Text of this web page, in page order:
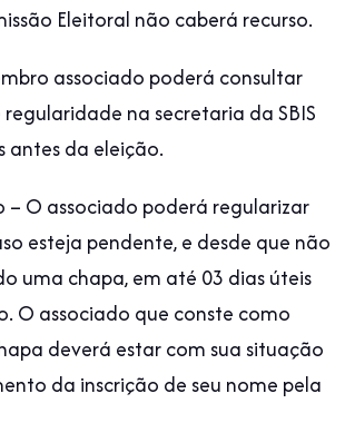
Eleitoral não caberá recurso.
associado poderá consultar
na secretaria da SBIS
antes da eleição.
– O associado poderá regularizar
esteja pendente, e desde que não
uma chapa, em até 03 dias úteis
O associado que conste como
deverá estar com sua situação
da inscrição de seu nome pela